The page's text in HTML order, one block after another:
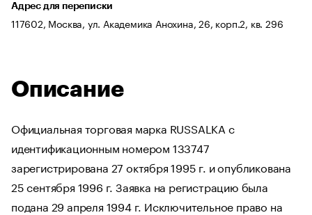
Адрес для переписки
117602, Москва, ул. Академика Анохина, 26, корп.2, кв. 296
Описание
Официальная торговая марка RUSSALKA с
идентификационным номером 133747
зарегистрирована 27 октября 1995 г. и опубликована
25 сентября 1996 г. Заявка на регистрацию была
подана 29 апреля 1994 г. Исключительное право на